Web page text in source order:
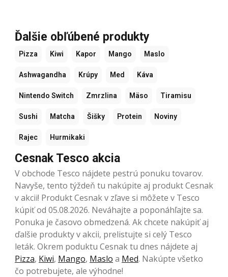
Ďalšie obľúbené produkty
Pizza Kiwi Kapor Mango Maslo
Ashwagandha Krúpy Med Káva
Nintendo Switch Zmrzlina Mäso Tiramisu
Sushi Matcha Šišky Protein Noviny
Rajec Hurmikaki
Cesnak Tesco akcia
V obchode Tesco nájdete pestrú ponuku tovarov.
Navyše, tento týždeň tu nakúpite aj produkt Cesnak
v akcii! Produkt Cesnak v zľave si môžete v Tesco
kúpiť od 05.08.2026. Neváhajte a poponáhľajte sa.
Ponuka je časovo obmedzená. Ak chcete nakúpiť aj
ďalšie produkty v akcii, prelistujte si celý Tesco
leták. Okrem poduktu Cesnak tu dnes nájdete aj
Pizza, Kiwi, Mango, Maslo a Med. Nakúpte všetko
čo potrebujete, ale výhodne!